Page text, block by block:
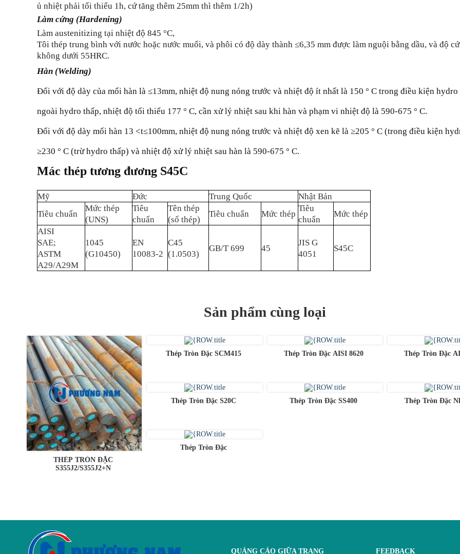
ủ nhiệt phải tối thiểu 1h, cứ tăng thêm 25mm thì thêm 1/2h)
Làm cứng (Hardening)
Làm austenitizing tại nhiệt độ 845 °C,
Tôi thép trung bình với nước hoặc nước muối, và phôi có độ dày thành ≤6,35 mm được làm nguội bằng dầu, và độ
không dưới 55HRC.
Hàn (Welding)
Đối với độ dày của mối hàn là ≤13mm, nhiệt độ nung nóng trước và nhiệt độ ít nhất là 150 ° C trong điều kiện hydro
ngoài hydro thấp, nhiệt độ tối thiểu 177 ° C, cần xử lý nhiệt sau khi hàn và phạm vi nhiệt độ là 590-675 ° C.
Đối với độ dày mối hàn 13 <t≤100mm, nhiệt độ nung nóng trước và nhiệt độ xen kẽ là ≥205 ° C (trong điều kiện
≥230 ° C (trừ hydro thấp) và nhiệt độ xử lý nhiệt sau hàn là 590-675 ° C.
Mác thép tương đương S45C
Mỹ Đức Trung Quốc
Nhật Bản
Tiêu chuẩn
Mức thép
(UNS)
Tiêu
chuẩn
Tên thép
(số thép)
Tiêu chuẩn Mức thép
Tiêu
chuẩn
Mức thép
AISI
SAE;
ASTM
A29/A29M
1045
(G10450)
EN
10083-2
C45
(1.0503)
GB/T 699 45
JIS G
4051
S45C
Sản phẩm cùng loại
THÉP TRÒN ĐẶC
S355J2/S355J2+N
HẾT
Thép Tròn Đặc SCM415
HẾT
Thép Tròn Đặc AISI 8620
HẾT
Thép Tròn Đặc
HẾT
Thép Tròn Đặc S20C Thép Tròn Đặc SS400 Thép Tròn Đặc
Thép Tròn Đặc
QUẢNG CÁO GIỮA TRANG FEEDBACK